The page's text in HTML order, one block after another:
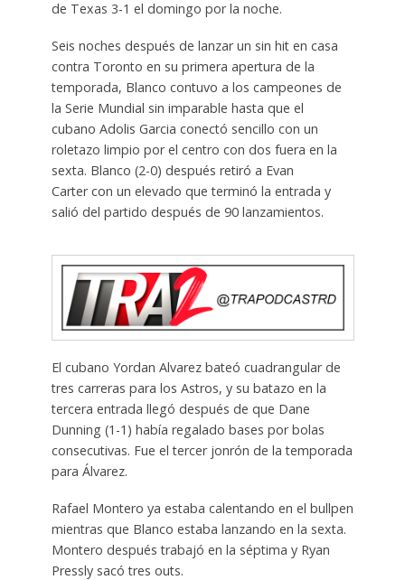
de Texas 3-1 el domingo por la noche.
Seis noches después de lanzar un sin hit en casa
contra Toronto en su primera apertura de la
temporada, Blanco contuvo a los campeones de
la Serie Mundial sin imparable hasta que el
cubano Adolis Garcia conectó sencillo con un
roletazo limpio por el centro con dos fuera en la
sexta. Blanco (2-0) después retiró a Evan
Carter con un elevado que terminó la entrada y
salió del partido después de 90 lanzamientos.
El cubano Yordan Alvarez bateó cuadrangular de
tres carreras para los Astros, y su batazo en la
tercera entrada llegó después de que Dane
Dunning (1-1) había regalado bases por bolas
consecutivas. Fue el tercer jonrón de la temporada
para Álvarez.
Rafael Montero ya estaba calentando en el bullpen
mientras que Blanco estaba lanzando en la sexta.
Montero después trabajó en la séptima y Ryan
Pressly sacó tres outs.